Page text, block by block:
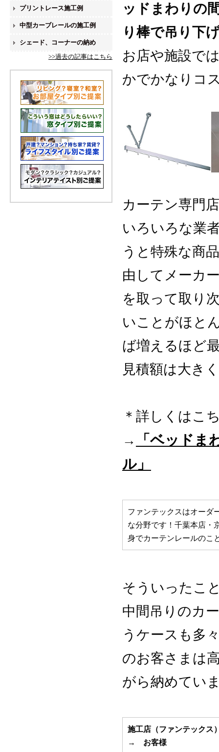
ッドまわりの
り棒で吊り下
お店や施設で
かでかなりコ
カーテン専門
いろいろな業
うと特殊な商
由してメーカ
を取って取り
いことがほと
ば増えるほど
見積額は大き
＊詳しくはこ
→
「ベッドま
ル」
ファンテックスはオーダ
な分野です！千葉本店・
身でカーテンレールのこ
そういったこ
中間吊りのカ
うケースも多
のお客さまは
がら納めてい
施工店（ファンテッ
→ お客様
プリントレース施工例
中型カーブレールの施工例
シェード、コーナーの納め
>>過去の記事はこちら